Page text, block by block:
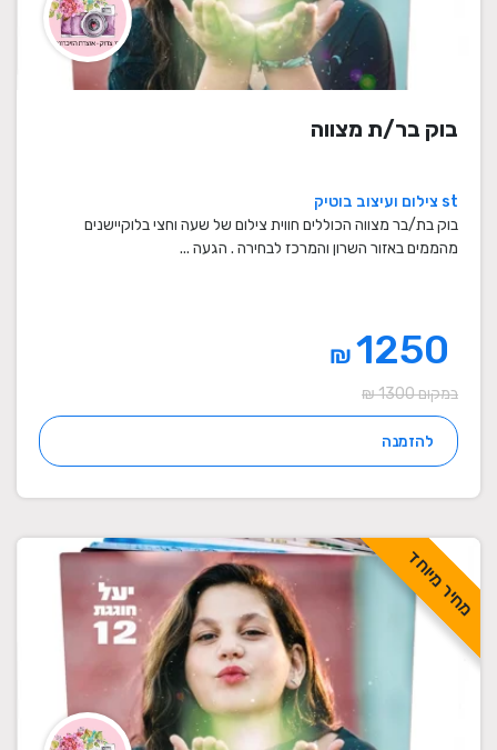
בוק בר/ת מצווה
st צילום ועיצוב בוטיק
בוק בת/בר מצווה הכוללים חווית צילום של שעה וחצי בלוקיישנים
מהממים באזור השרון והמרכז לבחירה . הגעה ...
₪
במקום 1300 ₪
להזמנה
מחיר מיוחד